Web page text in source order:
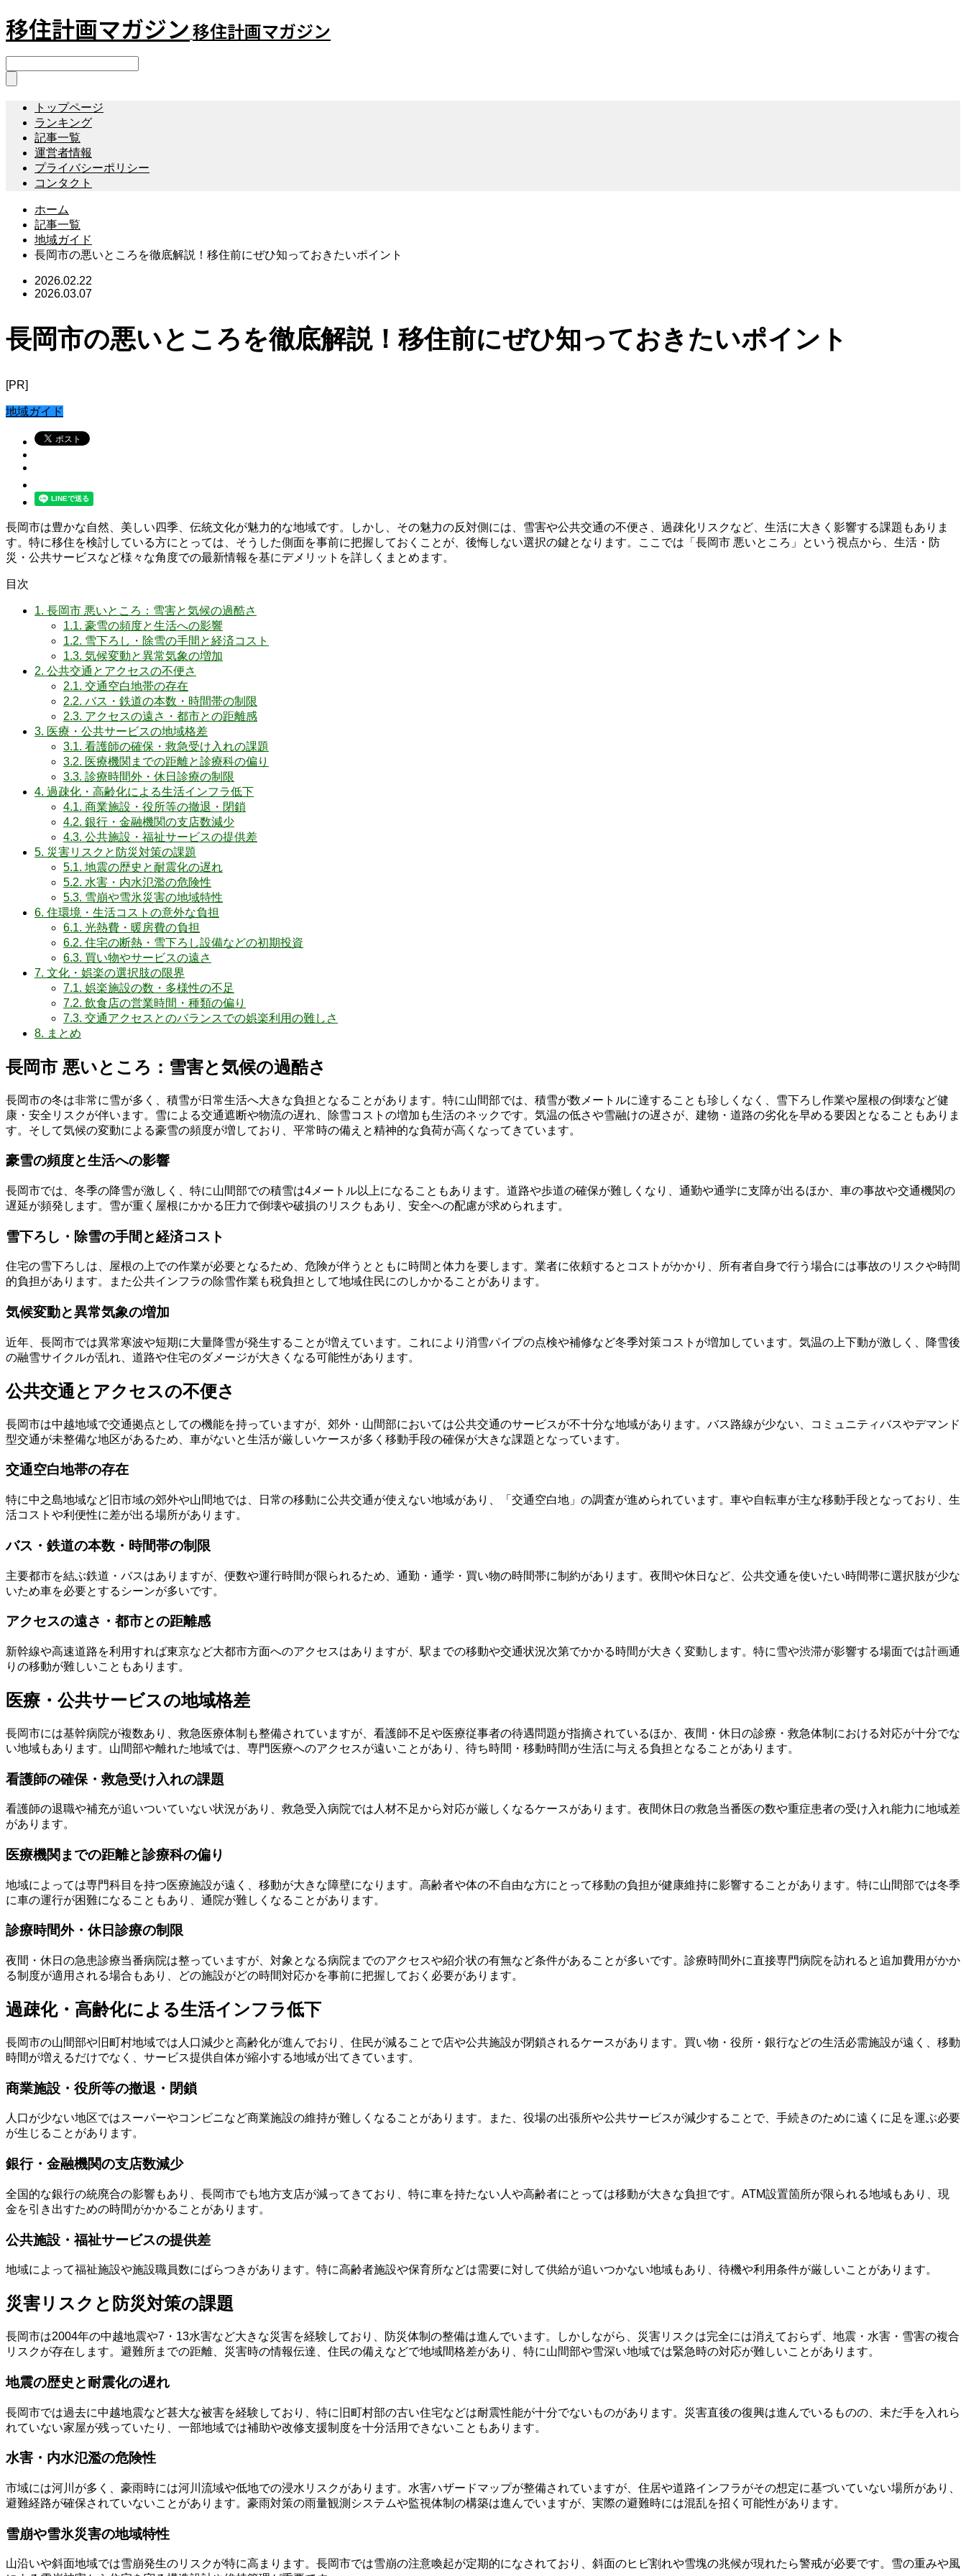
移住計画マガジン移住計画マガジン
トップページ
ランキング
記事一覧
運営者情報
プライバシーポリシー
コンタクト
ホーム
記事一覧
地域ガイド
長岡市の悪いところを徹底解説！移住前にぜひ知っておきたいポイント
2026.02.22
2026.03.07
長岡市の悪いところを徹底解説！移住前にぜひ知っておきたいポイント
[PR]
地域ガイド
長岡市は豊かな自然、美しい四季、伝統文化が魅力的な地域です。しかし、その魅力の反対側には、雪害や公共交通の不便さ、過疎化リスクなど、生活に大きく影響する課題もありま
す。特に移住を検討している方にとっては、そうした側面を事前に把握しておくことが、後悔しない選択の鍵となります。ここでは「長岡市 悪いところ」という視点から、生活・防
災・公共サービスなど様々な角度での最新情報を基にデメリットを詳しくまとめます。
目次
1. 長岡市 悪いところ：雪害と気候の過酷さ
1.1. 豪雪の頻度と生活への影響
1.2. 雪下ろし・除雪の手間と経済コスト
1.3. 気候変動と異常気象の増加
2. 公共交通とアクセスの不便さ
2.1. 交通空白地帯の存在
2.2. バス・鉄道の本数・時間帯の制限
2.3. アクセスの遠さ・都市との距離感
3. 医療・公共サービスの地域格差
3.1. 看護師の確保・救急受け入れの課題
3.2. 医療機関までの距離と診療科の偏り
3.3. 診療時間外・休日診療の制限
4. 過疎化・高齢化による生活インフラ低下
4.1. 商業施設・役所等の撤退・閉鎖
4.2. 銀行・金融機関の支店数減少
4.3. 公共施設・福祉サービスの提供差
5. 災害リスクと防災対策の課題
5.1. 地震の歴史と耐震化の遅れ
5.2. 水害・内水氾濫の危険性
5.3. 雪崩や雪氷災害の地域特性
6. 住環境・生活コストの意外な負担
6.1. 光熱費・暖房費の負担
6.2. 住宅の断熱・雪下ろし設備などの初期投資
6.3. 買い物やサービスの遠さ
7. 文化・娯楽の選択肢の限界
7.1. 娯楽施設の数・多様性の不足
7.2. 飲食店の営業時間・種類の偏り
7.3. 交通アクセスとのバランスでの娯楽利用の難しさ
8. まとめ
長岡市 悪いところ：雪害と気候の過酷さ
長岡市の冬は非常に雪が多く、積雪が日常生活へ大きな負担となることがあります。特に山間部では、積雪が数メートルに達することも珍しくなく、雪下ろし作業や屋根の倒壊など健
康・安全リスクが伴います。雪による交通遮断や物流の遅れ、除雪コストの増加も生活のネックです。気温の低さや雪融けの遅さが、建物・道路の劣化を早める要因となることもありま
す。そして気候の変動による豪雪の頻度が増しており、平常時の備えと精神的な負荷が高くなってきています。
豪雪の頻度と生活への影響
長岡市では、冬季の降雪が激しく、特に山間部での積雪は4メートル以上になることもあります。道路や歩道の確保が難しくなり、通勤や通学に支障が出るほか、車の事故や交通機関の
遅延が頻発します。雪が重く屋根にかかる圧力で倒壊や破損のリスクもあり、安全への配慮が求められます。
雪下ろし・除雪の手間と経済コスト
住宅の雪下ろしは、屋根の上での作業が必要となるため、危険が伴うとともに時間と体力を要します。業者に依頼するとコストがかかり、所有者自身で行う場合には事故のリスクや時間
的負担があります。また公共インフラの除雪作業も税負担として地域住民にのしかかることがあります。
気候変動と異常気象の増加
近年、長岡市では異常寒波や短期に大量降雪が発生することが増えています。これにより消雪パイプの点検や補修など冬季対策コストが増加しています。気温の上下動が激しく、降雪後
の融雪サイクルが乱れ、道路や住宅のダメージが大きくなる可能性があります。
公共交通とアクセスの不便さ
長岡市は中越地域で交通拠点としての機能を持っていますが、郊外・山間部においては公共交通のサービスが不十分な地域があります。バス路線が少ない、コミュニティバスやデマンド
型交通が未整備な地区があるため、車がないと生活が厳しいケースが多く移動手段の確保が大きな課題となっています。
交通空白地帯の存在
特に中之島地域など旧市域の郊外や山間地では、日常の移動に公共交通が使えない地域があり、「交通空白地」の調査が進められています。車や自転車が主な移動手段となっており、生
活コストや利便性に差が出る場所があります。
バス・鉄道の本数・時間帯の制限
主要都市を結ぶ鉄道・バスはありますが、便数や運行時間が限られるため、通勤・通学・買い物の時間帯に制約があります。夜間や休日など、公共交通を使いたい時間帯に選択肢が少な
いため車を必要とするシーンが多いです。
アクセスの遠さ・都市との距離感
新幹線や高速道路を利用すれば東京など大都市方面へのアクセスはありますが、駅までの移動や交通状況次第でかかる時間が大きく変動します。特に雪や渋滞が影響する場面では計画通
りの移動が難しいこともあります。
医療・公共サービスの地域格差
長岡市には基幹病院が複数あり、救急医療体制も整備されていますが、看護師不足や医療従事者の待遇問題が指摘されているほか、夜間・休日の診療・救急体制における対応が十分でな
い地域もあります。山間部や離れた地域では、専門医療へのアクセスが遠いことがあり、待ち時間・移動時間が生活に与える負担となることがあります。
看護師の確保・救急受け入れの課題
看護師の退職や補充が追いついていない状況があり、救急受入病院では人材不足から対応が厳しくなるケースがあります。夜間休日の救急当番医の数や重症患者の受け入れ能力に地域差
があります。
医療機関までの距離と診療科の偏り
地域によっては専門科目を持つ医療施設が遠く、移動が大きな障壁になります。高齢者や体の不自由な方にとって移動の負担が健康維持に影響することがあります。特に山間部では冬季
に車の運行が困難になることもあり、通院が難しくなることがあります。
診療時間外・休日診療の制限
夜間・休日の急患診療当番病院は整っていますが、対象となる病院までのアクセスや紹介状の有無など条件があることが多いです。診療時間外に直接専門病院を訪れると追加費用がかか
る制度が適用される場合もあり、どの施設がどの時間対応かを事前に把握しておく必要があります。
過疎化・高齢化による生活インフラ低下
長岡市の山間部や旧町村地域では人口減少と高齢化が進んでおり、住民が減ることで店や公共施設が閉鎖されるケースがあります。買い物・役所・銀行などの生活必需施設が遠く、移動
時間が増えるだけでなく、サービス提供自体が縮小する地域が出てきています。
商業施設・役所等の撤退・閉鎖
人口が少ない地区ではスーパーやコンビニなど商業施設の維持が難しくなることがあります。また、役場の出張所や公共サービスが減少することで、手続きのために遠くに足を運ぶ必要
が生じることがあります。
銀行・金融機関の支店数減少
全国的な銀行の統廃合の影響もあり、長岡市でも地方支店が減ってきており、特に車を持たない人や高齢者にとっては移動が大きな負担です。ATM設置箇所が限られる地域もあり、現
金を引き出すための時間がかかることがあります。
公共施設・福祉サービスの提供差
地域によって福祉施設や施設職員数にばらつきがあります。特に高齢者施設や保育所などは需要に対して供給が追いつかない地域もあり、待機や利用条件が厳しいことがあります。
災害リスクと防災対策の課題
長岡市は2004年の中越地震や7・13水害など大きな災害を経験しており、防災体制の整備は進んでいます。しかしながら、災害リスクは完全には消えておらず、地震・水害・雪害の複合
リスクが存在します。避難所までの距離、災害時の情報伝達、住民の備えなどで地域間格差があり、特に山間部や雪深い地域では緊急時の対応が難しいことがあります。
地震の歴史と耐震化の遅れ
長岡市では過去に中越地震など甚大な被害を経験しており、特に旧町村部の古い住宅などは耐震性能が十分でないものがあります。災害直後の復興は進んでいるものの、未だ手を入れら
れていない家屋が残っていたり、一部地域では補助や改修支援制度を十分活用できないこともあります。
水害・内水氾濫の危険性
市域には河川が多く、豪雨時には河川流域や低地での浸水リスクがあります。水害ハザードマップが整備されていますが、住居や道路インフラがその想定に基づいていない場所があり、
避難経路が確保されていないことがあります。豪雨対策の雨量観測システムや監視体制の構築は進んでいますが、実際の避難時には混乱を招く可能性があります。
雪崩や雪氷災害の地域特性
山沿いや斜面地域では雪崩発生のリスクが特に高まります。長岡市では雪崩の注意喚起が定期的になされており、斜面のヒビ割れや雪塊の兆候が現れたら警戒が必要です。雪の重みや風